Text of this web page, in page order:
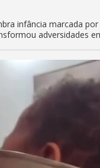
infância marcada
adversidades